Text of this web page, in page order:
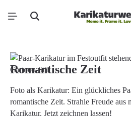
Zum Hauptinhalt springen
Bildergalerie überspringen
Romantische Zeit
Foto als Karikatur: Ein glückliches
romantische Zeit. Strahle Freude aus
Karikatur. Jetzt zeichnen lassen!